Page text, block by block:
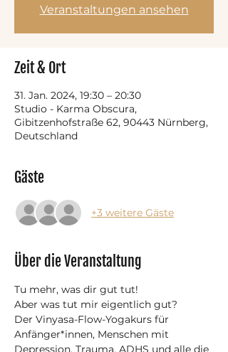
Veranstaltungen ansehen
Zeit & Ort
31. Jan. 2024, 19:30 – 20:30
Studio - Karma Obscura,
Gibitzenhofstraße 62, 90443 Nürnberg,
Deutschland
Gäste
+3 weitere Gäste
Über die Veranstaltung
Tu mehr, was dir gut tut!
Aber was tut mir eigentlich gut?
Der Vinyasa-Flow-Yogakurs für
Anfänger*innen, Menschen mit
Depression, Trauma, ADHS und alle die